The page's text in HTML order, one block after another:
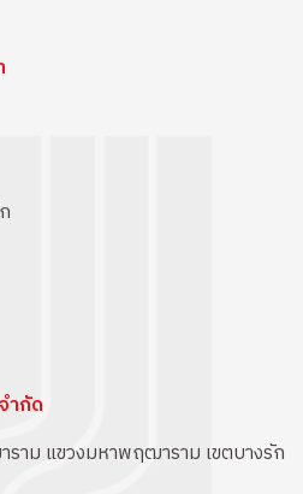
ำกัด
าม แขวงมหาพฤฒาราม เขตบางรัก